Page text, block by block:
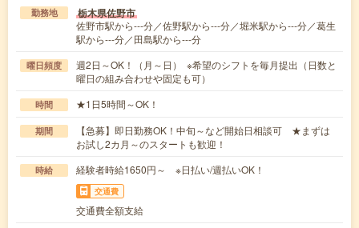
勤務地 栃木県佐野市
佐野市駅から---分／佐野駅から---分／堀米駅から---分／葛生
駅から---分／田島駅から---分
曜日頻度
週2日～OK！（月～日） ※希望のシフトを毎月提出（日数と
曜日の組み合わせや固定も可）
時間 ★1日5時間～OK！
期間
【急募】即日勤務OK！中旬～など開始日相談可 ★まずは
お試し2カ月～のスタートも歓迎！
時給 経験者時給1650円～ ※日払い/週払いOK！
交通費
交通費全額支給